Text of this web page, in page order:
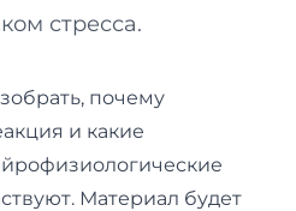
стресса.
почему
и какие
Материал будет